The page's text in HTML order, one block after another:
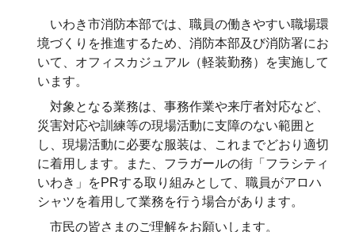
いわき市消防本部では、職員の働きやすい職場環
境づくりを推進するため、消防本部及び消防署にお
いて、オフィスカジュアル（軽装勤務）を実施して
います。
対象となる業務は、事務作業や来庁者対応など、
災害対応や訓練等の現場活動に支障のない範囲と
し、現場活動に必要な服装は、これまでどおり適切
に着用します。また、フラガールの街「フラシティ
いわき」をPRする取り組みとして、職員がアロハ
シャツを着用して業務を行う場合があります。
市民の皆さまのご理解をお願いします。